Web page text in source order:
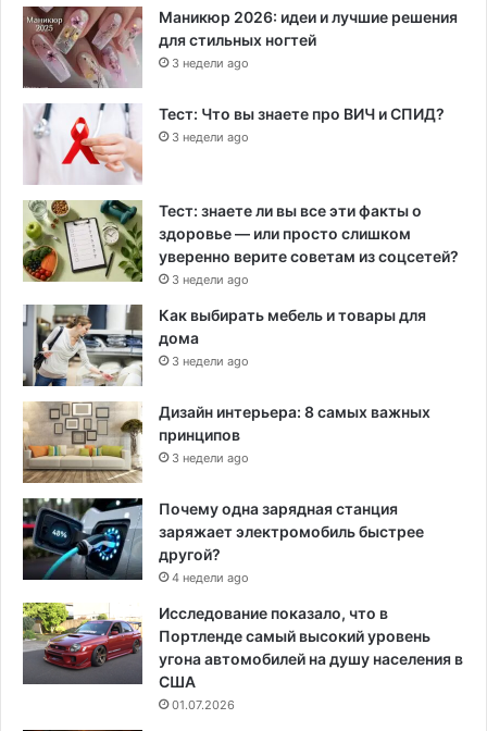
Маникюр 2026: идеи и лучшие решения
для стильных ногтей
3 недели ago
Тест: Что вы знаете про ВИЧ и СПИД?
3 недели ago
Тест: знаете ли вы все эти факты о
здоровье — или просто слишком
уверенно верите советам из соцсетей?
3 недели ago
Как выбирать мебель и товары для
дома
3 недели ago
Дизайн интерьера: 8 самых важных
принципов
3 недели ago
Почему одна зарядная станция
заряжает электромобиль быстрее
другой?
4 недели ago
Исследование показало, что в
Портленде самый высокий уровень
угона автомобилей на душу населения в
США
01.07.2026